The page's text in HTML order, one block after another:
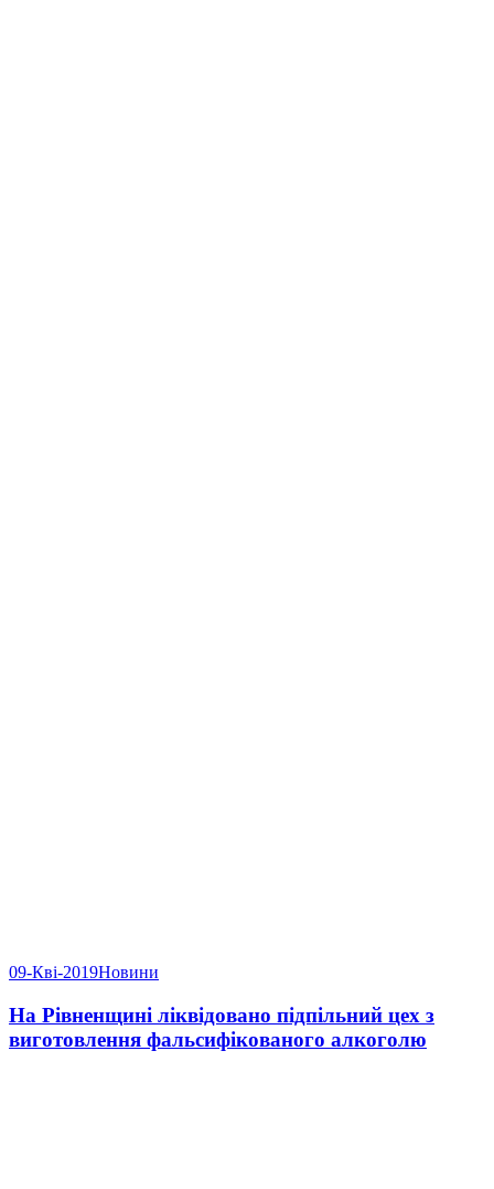
09-Кві-2019Новини
На Рівненщині ліквідовано підпільний цех з
виготовлення фальсифікованого алкоголю